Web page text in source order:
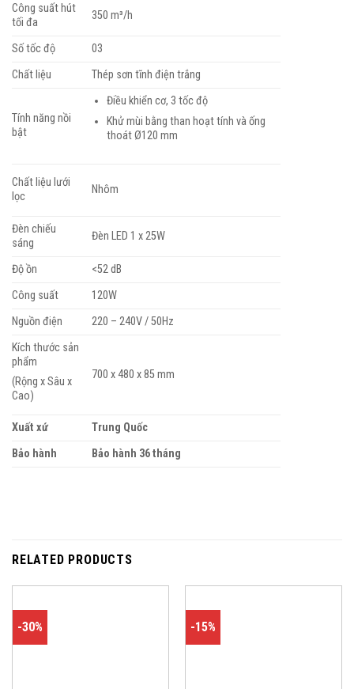
Công suất hút
tối đa
350 m³/h
Số tốc độ
03
Chất liệu
Thép sơn tĩnh điện trắng
Tính năng nồi
bật
Điều khiển cơ, 3 tốc độ
Khử mùi bằng than hoạt tính và ống
thoát Ø120 mm
Chất liệu lưới
lọc
Nhôm
Đèn chiếu
sáng
Đèn LED 1 x 25W
Độ ồn
<52 dB
Công suất
120W
Nguồn điện
220 – 240V / 50Hz
Kích thước sản
phẩm
(Rộng x Sâu x
Cao)
700 x 480 x 85 mm
Xuất xứ
Trung Quốc
Bảo hành
Bảo hành 36 tháng
RELATED PRODUCTS
-30% -15%